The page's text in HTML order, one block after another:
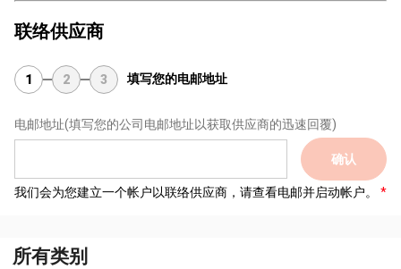
联络供应商
1 2 3 填写您的电邮地址
电邮地址(填写您的公司电邮地址以获取供应商的迅速回覆)
确认
我们会为您建立一个帐户以联络供应商，请查看电邮并启动帐户。
所有类别